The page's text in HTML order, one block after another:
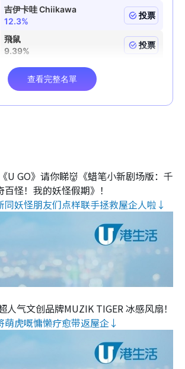
U GO》请你睇👹《蜡笔小新剧场版：千
百怪！我的妖怪假期》！
妖怪朋友们点样联手拯救屋企人啦↓
人气文创品牌MUZIK TIGER 冰感风扇！
萌虎嘅慵懒疗愈带返屋企↓